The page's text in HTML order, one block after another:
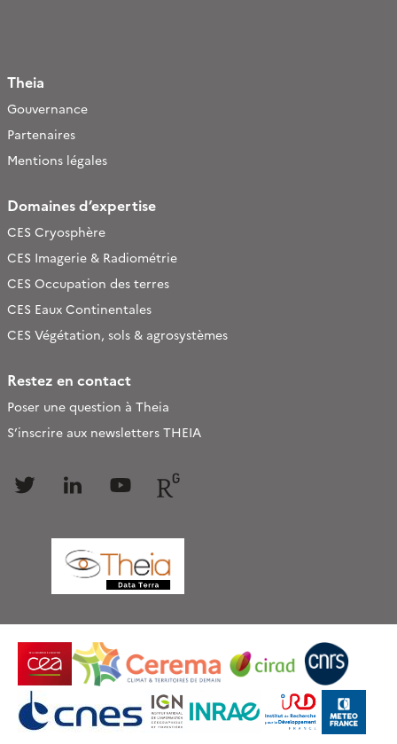
Theia
Gouvernance
Partenaires
Mentions légales
Domaines d’expertise
CES Cryosphère
CES Imagerie & Radiométrie
CES Occupation des terres
CES Eaux Continentales
CES Végétation, sols & agrosystèmes
Restez en contact
Poser une question à Theia
S’inscrire aux newsletters THEIA
Follow Follow